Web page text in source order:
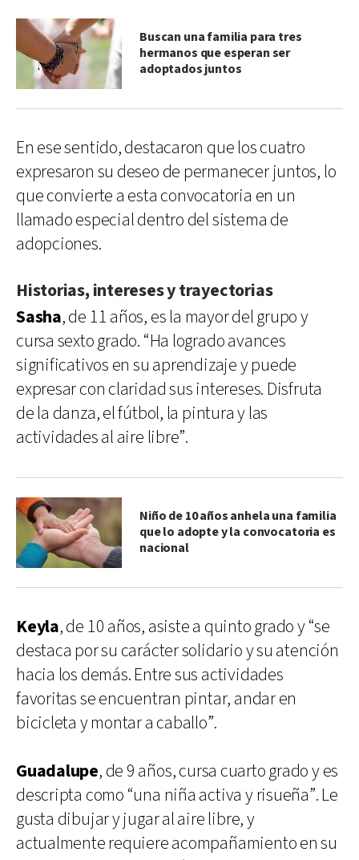
Buscan una familia para tres
hermanos que esperan ser
adoptados juntos
En ese sentido, destacaron que los cuatro
expresaron su deseo de permanecer juntos, lo
que convierte a esta convocatoria en un
llamado especial dentro del sistema de
adopciones.
Historias, intereses y trayectorias
Sasha, de 11 años, es la mayor del grupo y
cursa sexto grado. “Ha logrado avances
significativos en su aprendizaje y puede
expresar con claridad sus intereses. Disfruta
de la danza, el fútbol, la pintura y las
actividades al aire libre”.
Niño de 10 años anhela una familia
que lo adopte y la convocatoria es
nacional
Keyla, de 10 años, asiste a quinto grado y “se
destaca por su carácter solidario y su atención
hacia los demás. Entre sus actividades
favoritas se encuentran pintar, andar en
bicicleta y montar a caballo”.
Guadalupe, de 9 años, cursa cuarto grado y es
descripta como “una niña activa y risueña”. Le
gusta dibujar y jugar al aire libre, y
actualmente requiere acompañamiento en su